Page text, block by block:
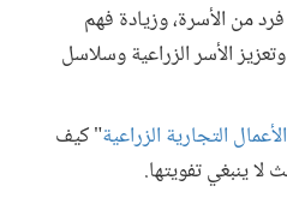
من الأسرة، وزيادة فهم
الأسر الزراعية وسلاسل
التجارية الزراعية" كيف
لا ينبغي تفويتها.